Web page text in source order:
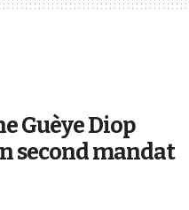
Guèye Diop
second mandat